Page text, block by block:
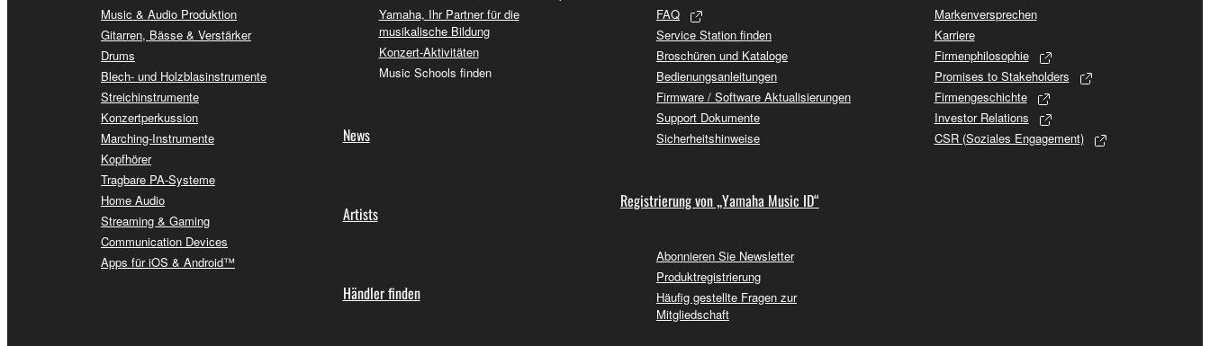
Music & Audio Produktion
Gitarren, Bässe & Verstärker
Drums
Blech- und Holzblasinstrumente
Streichinstrumente
Konzertperkussion
Marching-Instrumente
Kopfhörer
Tragbare PA-Systeme
Home Audio
Streaming & Gaming
Communication Devices
Apps für iOS & Android™
Yamaha, Ihr Partner für die
musikalische Bildung
Konzert-Aktivitäten
Music Schools finden
News
Artists
Händler finden
FAQ
Service Station finden
Broschüren und Kataloge
Bedienungsanleitungen
Firmware / Software Aktualisierungen
Support Dokumente
Sicherheitshinweise
Registrierung von „Yamaha Music ID“
Abonnieren Sie Newsletter
Produktregistrierung
Häufig gestellte Fragen zur
Mitgliedschaft
Markenversprechen
Karriere
Firmenphilosophie
Promises to Stakeholders
Firmengeschichte
Investor Relations
CSR (Soziales Engagement)